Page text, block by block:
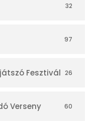
32
97
Fesztivál 26
Verseny 60